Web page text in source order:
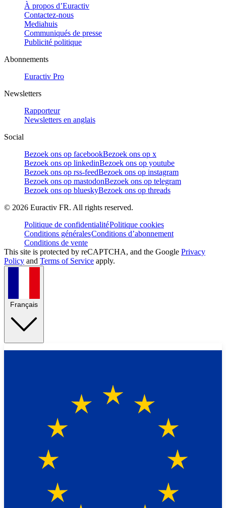
À propos d’Euractiv
Contactez-nous
Mediahuis
Communiqués de presse
Publicité politique
Abonnements
Euractiv Pro
Newsletters
Rapporteur
Newsletters en anglais
Social
Bezoek ons op facebookBezoek ons op x
Bezoek ons op linkedinBezoek ons op youtube
Bezoek ons op rss-feedBezoek ons op instagram
Bezoek ons op mastodonBezoek ons op telegram
Bezoek ons op blueskyBezoek ons op threads
© 2026 Euractiv FR. All rights reserved.
Politique de confidentialitéPolitique cookies
Conditions généralesConditions d’abonnement
Conditions de vente
This site is protected by reCAPTCHA, and the Google Privacy
Policy and Terms of Service apply.
Français